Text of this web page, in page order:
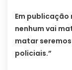
Em publicação
nenhum vai
matar
policiais.”